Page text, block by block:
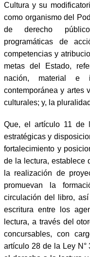
Cultura y su
como organismo del
de derecho
programáticas de
competencias y
metas del Estado,
nación, material e
contemporánea y artes
culturales; y, la
Que, el artículo 11 de
estratégicas y
fortalecimiento y
de la lectura, establece
la realización de
promuevan la
circulación del libro,
escritura entre los
lectura, a través del
concursables, con
artículo 28 de la Ley N°